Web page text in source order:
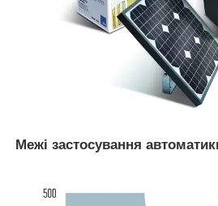
Межі застосування